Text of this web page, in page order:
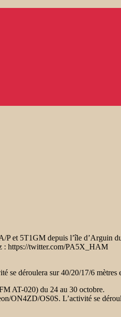
et 5T1GM depuis l’île d’Arguin
: https://twitter.com/PA5X_HAM
se déroulera sur 40/20/17/6 mètres
AT-020) du 24 au 30 octobre.
OS0S. L’activité se